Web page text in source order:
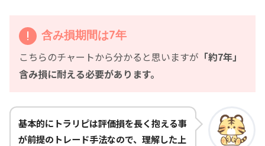
含み損期間は7年
こちらのチャートから分かると思いますが 「約7年」
含み損に耐える必要があります。
基本的にトラリピは評価損を長く抱える事
が前提のトレード手法なので、理解した上